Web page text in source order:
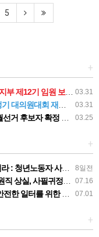
5
+
03.31
원 보궐선거결과 공고
03.31
원대회 재소집 건
03.25
후보자 확정 공고
+
8일전
규명과 재발방지 대책 마련하라
07.16
상실, 사필귀정이다
07.01
본부 폭염감시단 선포 기자회견
+